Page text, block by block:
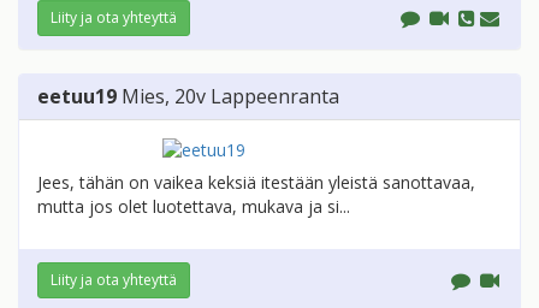
Liity ja ota yhteyttä
eetuu19 Mies, 20v Lappeenranta
Jees, tähän on vaikea keksiä itestään yleistä sanottavaa,
mutta jos olet luotettava, mukava ja si...
Liity ja ota yhteyttä